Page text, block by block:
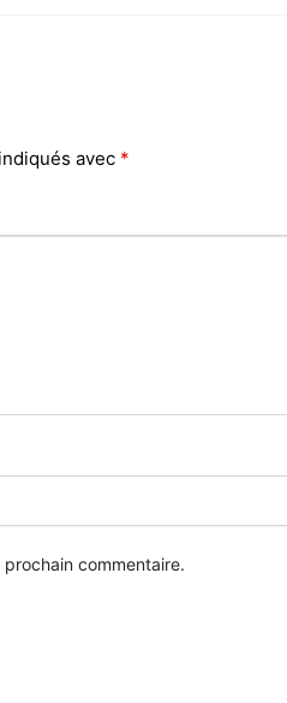
avec *
commentaire.